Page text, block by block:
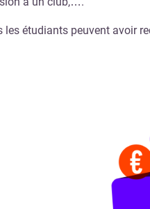
les étudiants peuvent avoir